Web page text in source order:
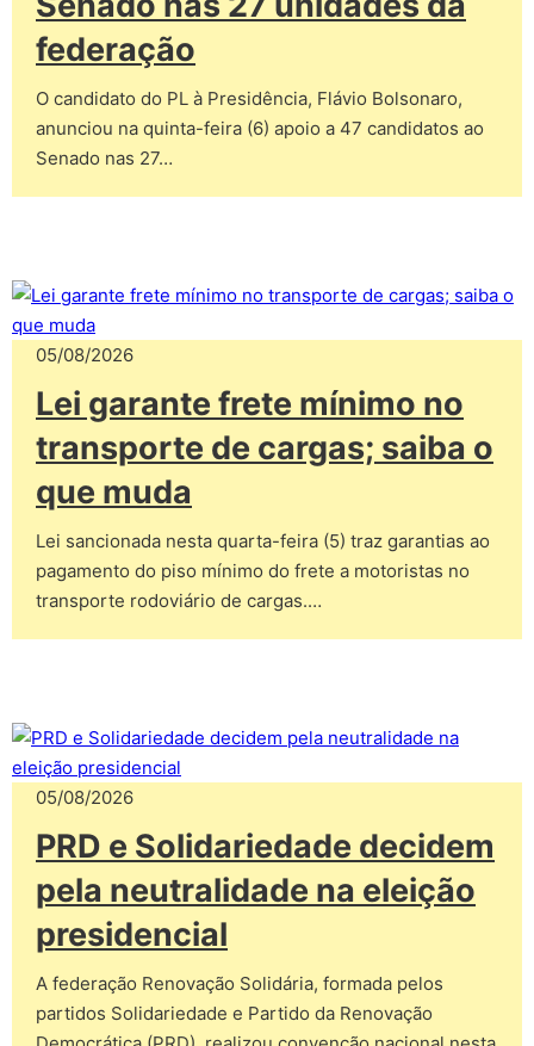
federação
O candidato do PL à Presidência, Flávio Bolsonaro,
anunciou na quinta-feira (6) apoio a 47 candidatos ao
Senado nas 27…
05/08/2026
Lei garante frete mínimo no
transporte de cargas; saiba o
que muda
Lei sancionada nesta quarta-feira (5) traz garantias ao
pagamento do piso mínimo do frete a motoristas no
transporte rodoviário de cargas.…
05/08/2026
PRD e Solidariedade decidem
pela neutralidade na eleição
presidencial
A federação Renovação Solidária, formada pelos
partidos Solidariedade e Partido da Renovação